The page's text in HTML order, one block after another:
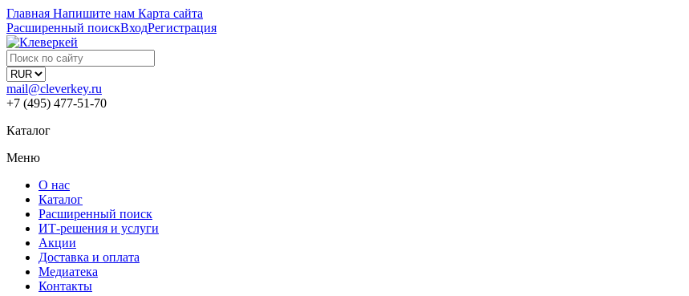
Главная Напишите нам Карта сайта
Расширенный поискВходРегистрация
mail@cleverkey.ru
+7 (495) 477-51-70
Каталог
Меню
О нас
Каталог
Расширенный поиск
ИТ-решения и услуги
Акции
Доставка и оплата
Медиатека
Контакты